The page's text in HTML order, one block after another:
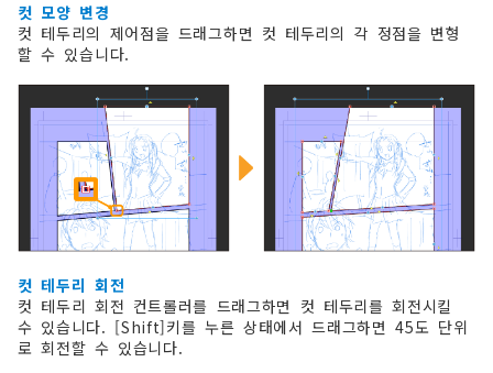
컷 모양 변경
컷 테두리의 제어점을 드래그하면 컷 테두리의 각 정점을 변형
할 수 있습니다.
컷 테두리 회전
컷 테두리 회전 컨트롤러를 드래그하면 컷 테두리를 회전시킬
수 있습니다. [Shift]키를 누른 상태에서 드래그하면 45도 단위
로 회전할 수 있습니다.